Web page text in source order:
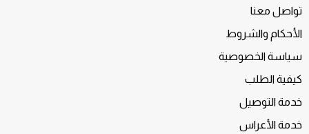
تواصل معنا
الأحكام والشروط
سياسة الخصوصية
كيفية الطلب
خدمة التوصيل
خدمة الأعراس